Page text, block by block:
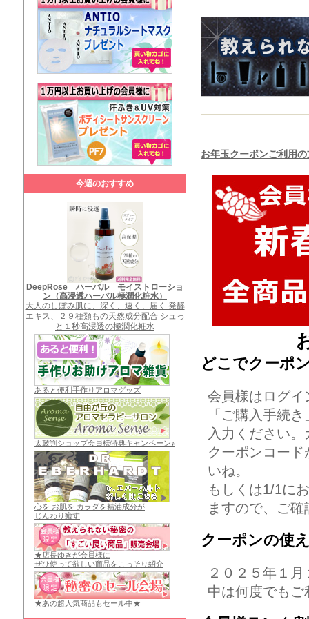
今週のおすすめ
DeepRose ハーバル モイストローショ
ン（高浸透ハーバル極潤化粧水）
大人のしぼみ肌に、深く、速く、届く 発酵
エキス、２９種類もの天然成分配合 シュっ
と１秒高浸透の極潤化粧水
あると便利手作りアロマグッズ
太鼓判ショップ会員様特典キャンペーン♪
心を お肌を カラダを精油成分が
じんわり癒す
★店長ゆきが会員様に
ぜひ使って欲しい商品をこっそり紹介
★あの超人気商品もセール中★
お年玉クーポンご利用
どこでクーポ
会員様はログイ
「ご購入手続
入力ください
クーポンコー
いね。
もしくは1/1に
ますので、ご
クーポンの使
２０２５年１
中は何度でも